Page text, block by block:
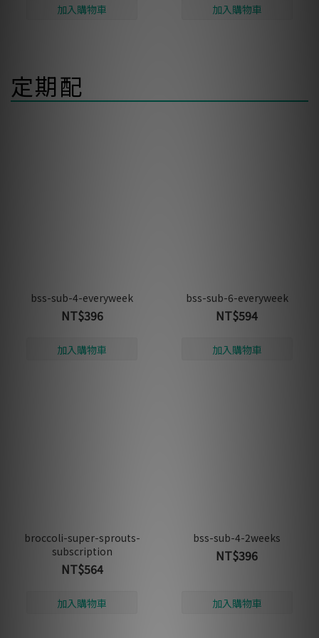
定期配
bss-sub-4-everyweek
NT$396
bss-sub-6-everyweek
NT$594
broccoli-super-sprouts-
subscription
NT$564
bss-sub-4-2weeks
NT$396